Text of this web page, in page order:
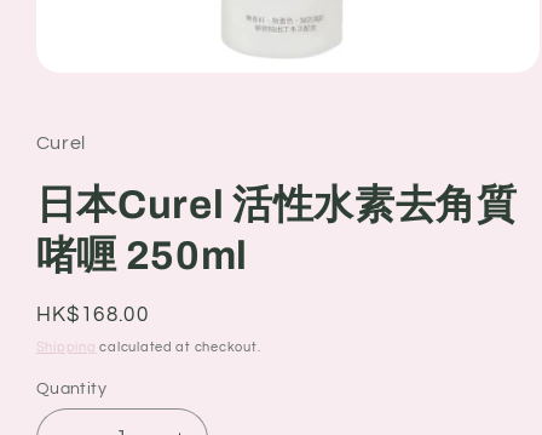
in
modal
Curel
日本Curel 活性水素去角質
啫喱 250ml
Regular
price
HK$168.00
Shipping calculated at checkout.
Quantity
Quantity